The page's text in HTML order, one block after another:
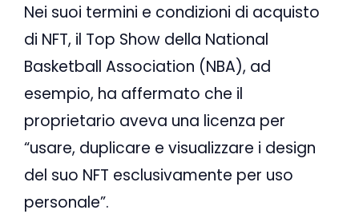
Nei suoi termini e condizioni di acquisto
di NFT, il Top Show della National
Basketball Association (NBA), ad
esempio, ha affermato che il
proprietario aveva una licenza per
“usare, duplicare e visualizzare i design
del suo NFT esclusivamente per uso
personale”.